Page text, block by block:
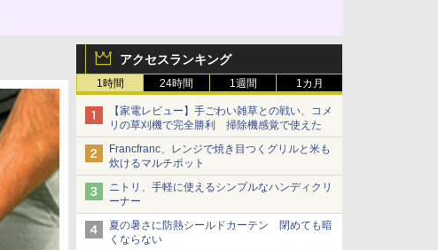
アクセスランキング
1時間 24時間 1週間 1カ月
【家電レビュー】手ごわい雑草との戦い、コメ
リの草刈機で完全勝利 掃除機感覚で使えた
Francfranc、レンジで焼き目つくグリルと米も
炊けるマルチポット
ニトリ、手軽に使えるシンプルなハンディクリ
ーナー
夏の暑さに防熱シールドカーテン 閉めても暗
くならない